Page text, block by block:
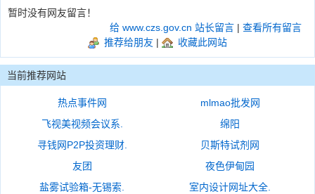
暂时没有网友留言！
给 www.czs.gov.cn 站长留言 | 查看所有留言
推荐给朋友 | 收藏此网站
当前推荐网站
热点事件网
mlmao批发网
飞视美视频会议系.
绵阳
寻钱网P2P投资理财.
贝斯特试剂网
友团
夜色伊甸园
盐雾试验箱-无锡索.
室内设计网址大全.